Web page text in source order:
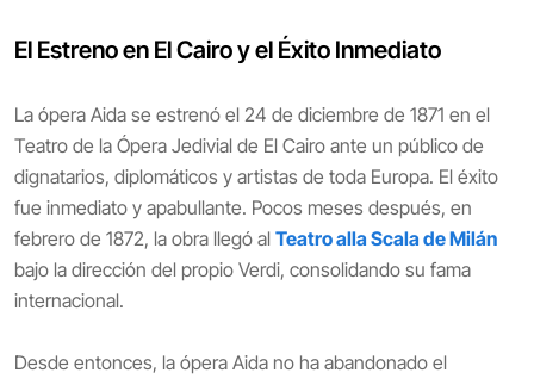
El Estreno en El Cairo y el Éxito Inmediato
La ópera Aida se estrenó el 24 de diciembre de 1871 en el
Teatro de la Ópera Jedivial de El Cairo ante un público de
dignatarios, diplomáticos y artistas de toda Europa. El éxito
fue inmediato y apabullante. Pocos meses después, en
febrero de 1872, la obra llegó al Teatro alla Scala de Milán
bajo la dirección del propio Verdi, consolidando su fama
internacional.
Desde entonces, la ópera Aida no ha abandonado el